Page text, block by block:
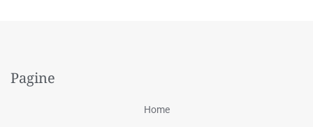
Pagine
Home